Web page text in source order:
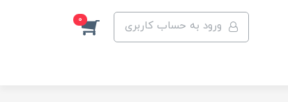
ورود به حساب کاربری 0